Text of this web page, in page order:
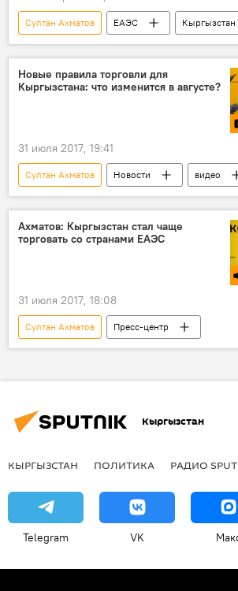
Султан Ахматов ЕАЭС
Кыргызстан
Россия
электронная торговля
маркетплейс
железная дорога
развитие
Владивосток
Новые правила торговли для
Кыргызстана: что изменится в августе?
31 июля 2017, 19:41
Султан Ахматов Новости
видео
Кыргызстан
Мультимедиа
экономика
Министерство экономики и коммерции КР
Ахматов: Кыргызстан стал чаще
торговать со странами ЕАЭС
31 июля 2017, 18:08
Султан Ахматов
Пресс-центр
Радио Sputnik Кыргызстан
экономика
Кыргызстан
КЫРГЫЗСТАН ПОЛИТИКА РАДИО
Telegram VK